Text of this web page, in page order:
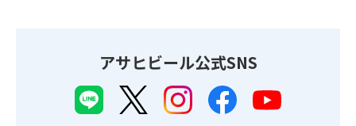
アサヒビール公式SNS